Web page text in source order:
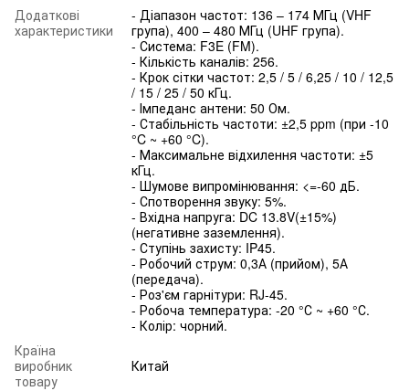
Додаткові
характеристики
- Діапазон частот: 136 – 174 МГц (VHF
група), 400 – 480 МГц (UHF група).
- Система: F3E (FM).
- Кількість каналів: 256.
- Крок сітки частот: 2,5 / 5 / 6,25 / 10 / 12,5
/ 15 / 25 / 50 кГц.
- Імпеданс антени: 50 Ом.
- Стабільність частоти: ±2,5 ppm (при -10
°C ~ +60 °C).
- Максимальне відхилення частоти: ±5
кГц.
- Шумове випромінювання: <=-60 дБ.
- Спотворення звуку: 5%.
- Вхідна напруга: DC 13.8V(±15%)
(негативне заземлення).
- Ступінь захисту: IP45.
- Робочий струм: 0,3А (прийом), 5А
(передача).
- Роз'єм гарнітури: RJ-45.
- Робоча температура: -20 °С ~ +60 °С.
- Колір: чорний.
Країна
виробник
товару
Китай